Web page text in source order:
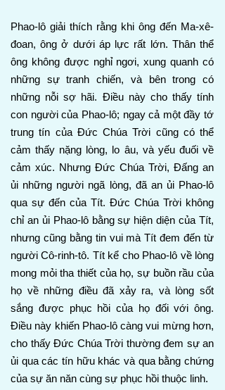
Phao-lô giải thích rằng khi ông đến Ma-xê-
đoan, ông ở dưới áp lực rất lớn. Thân thể
ông không được nghỉ ngơi, xung quanh có
những sự tranh chiến, và bên trong có
những nỗi sợ hãi. Điều này cho thấy tính
con người của Phao-lô; ngay cả một đầy tớ
trung tín của Đức Chúa Trời cũng có thể
cảm thấy nặng lòng, lo âu, và yếu đuối về
cảm xúc. Nhưng Đức Chúa Trời, Đấng an
ủi những người ngã lòng, đã an ủi Phao-lô
qua sự đến của Tít. Đức Chúa Trời không
chỉ an ủi Phao-lô bằng sự hiện diện của Tít,
nhưng cũng bằng tin vui mà Tít đem đến từ
người Cô-rinh-tô. Tít kể cho Phao-lô về lòng
mong mỏi tha thiết của họ, sự buồn rầu của
họ về những điều đã xảy ra, và lòng sốt
sắng được phục hồi của họ đối với ông.
Điều này khiến Phao-lô càng vui mừng hơn,
cho thấy Đức Chúa Trời thường đem sự an
ủi qua các tín hữu khác và qua bằng chứng
của sự ăn năn cùng sự phục hồi thuộc linh.